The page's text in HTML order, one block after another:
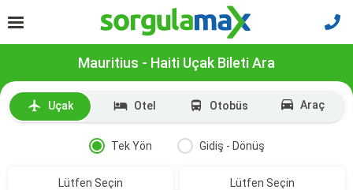
Mauritius - Haiti Uçak Bileti Ara
Uçak Otel Otobüs Araç
Tek Yön Gidiş - Dönüş
Lütfen Seçin Lütfen Seçin